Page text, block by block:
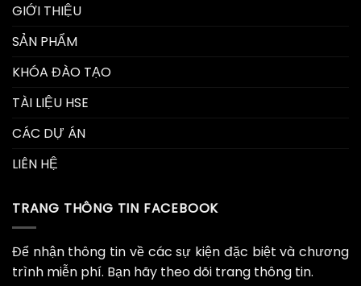
GIỚI THIỆU
SẢN PHẨM
KHÓA ĐÀO TẠO
TÀI LIỆU HSE
CÁC DỰ ÁN
LIÊN HỆ
TRANG THÔNG TIN FACEBOOK
Để nhận thông tin về các sự kiện đặc biệt và chương
trình miễn phí. Bạn hãy theo dõi trang thông tin.